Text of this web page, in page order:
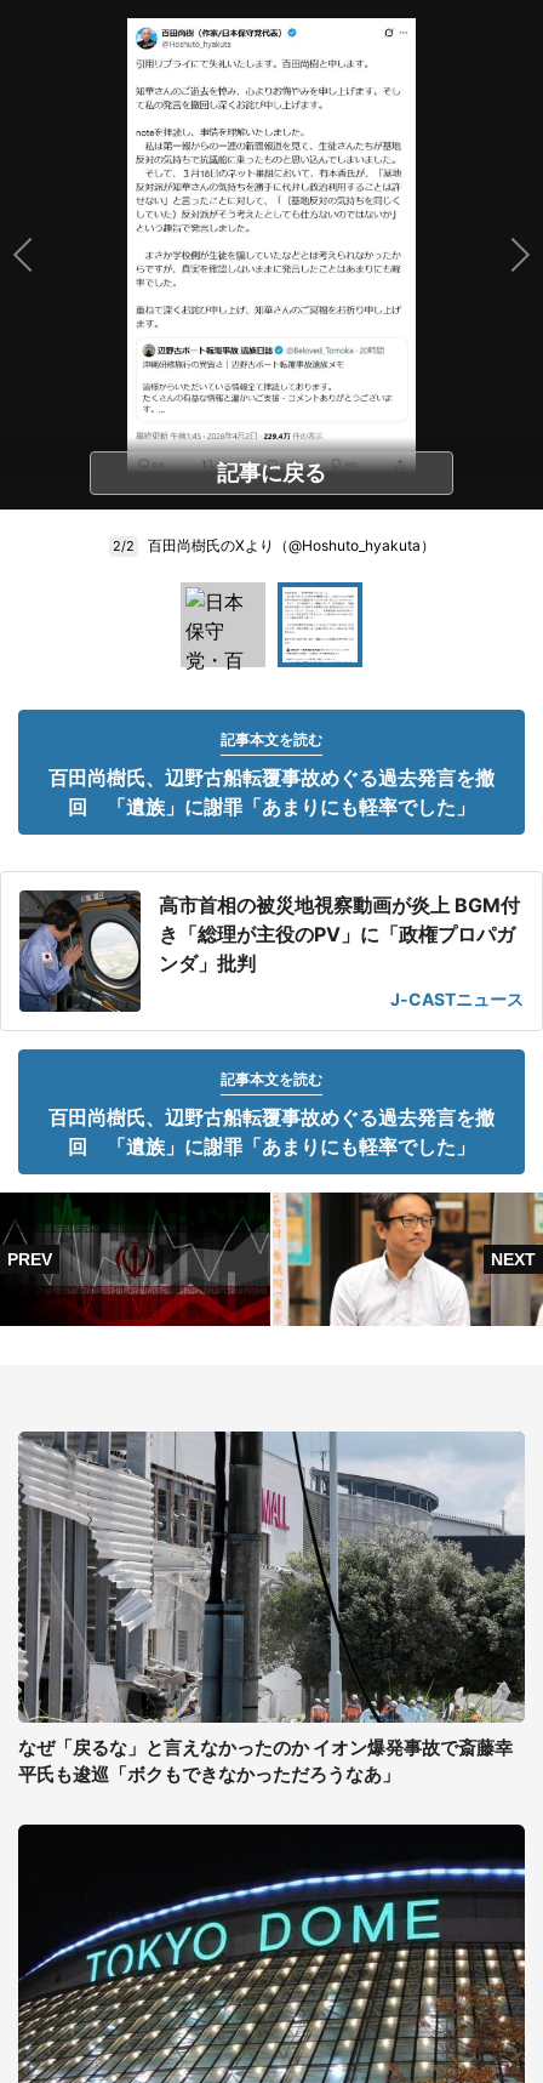
記事に戻る
2/2 百田尚樹氏のXより（@Hoshuto_hyakuta）
記事本文を読む
百田尚樹氏、辺野古船転覆事故めぐる過去発言を撤
回 「遺族」に謝罪「あまりにも軽率でした」
高市首相の被災地視察動画が炎上 BGM付
き「総理が主役のPV」に「政権プロパガ
ンダ」批判
J-CASTニュース
記事本文を読む
百田尚樹氏、辺野古船転覆事故めぐる過去発言を撤
回 「遺族」に謝罪「あまりにも軽率でした」
なぜ「戻るな」と言えなかったのか イオン爆発事故で斎藤幸
平氏も逡巡「ボクもできなかっただろうなあ」